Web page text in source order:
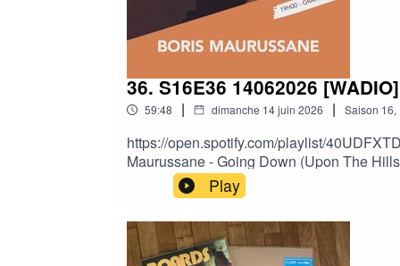
36. S16E36 14062026 [WADIO]
59:48 | dimanche 14 juin 2026 | Saison 16,
https://open.spotify.com/playlist/
Maurussane - Going Down (Upon The
Ciao bye bye / « Don Idiot » La Trale -
Your Mind! » Alexis Taylor & Mike
Mondo parallelo / « Preghiere
Hereafter » Xavier Boyer - Sex & Dope &
Étienne Daho)
Play